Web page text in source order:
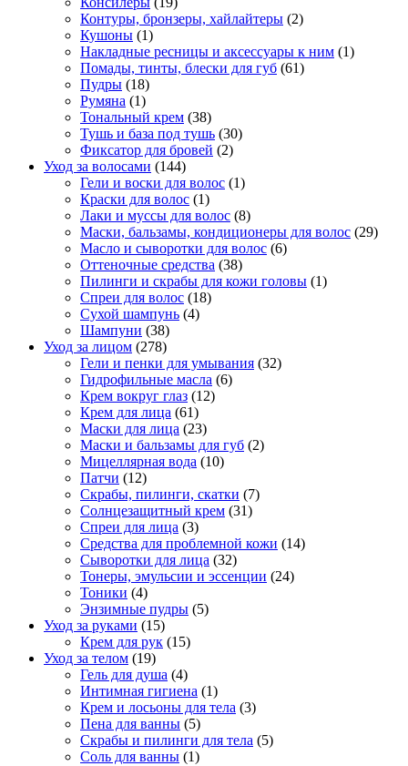
Контуры, бронзеры, хайлайтеры (2)
Кушоны (1)
Накладные ресницы и аксессуары к ним (1)
Помады, тинты, блески для губ (61)
Пудры (18)
Румяна (1)
Тональный крем (38)
Тушь и база под тушь (30)
Фиксатор для бровей (2)
Уход за волосами (144)
Гели и воски для волос (1)
Краски для волос (1)
Лаки и муссы для волос (8)
Маски, бальзамы, кондиционеры для волос (29)
Масло и сыворотки для волос (6)
Оттеночные средства (38)
Пилинги и скрабы для кожи головы (1)
Спреи для волос (18)
Сухой шампунь (4)
Шампуни (38)
Уход за лицом (278)
Гели и пенки для умывания (32)
Гидрофильные масла (6)
Крем вокруг глаз (12)
Крем для лица (61)
Маски для лица (23)
Маски и бальзамы для губ (2)
Мицеллярная вода (10)
Патчи (12)
Скрабы, пилинги, скатки (7)
Солнцезащитный крем (31)
Спреи для лица (3)
Средства для проблемной кожи (14)
Сыворотки для лица (32)
Тонеры, эмульсии и эссенции (24)
Тоники (4)
Энзимные пудры (5)
Уход за руками (15)
Крем для рук (15)
Уход за телом (19)
Гель для душа (4)
Интимная гигиена (1)
Крем и лосьоны для тела (3)
Пена для ванны (5)
Скрабы и пилинги для тела (5)
Соль для ванны (1)